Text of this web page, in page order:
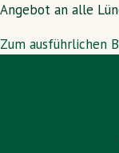
Angebot an alle
Zum ausführlichen